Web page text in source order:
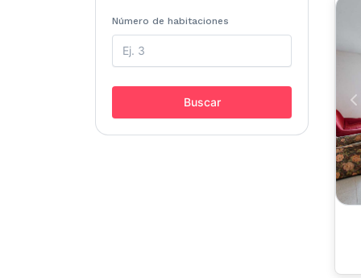
Número de habitaciones
Buscar